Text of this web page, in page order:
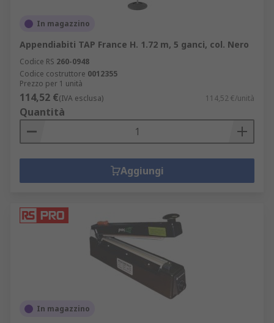
In magazzino
Appendiabiti TAP France H. 1.72 m, 5 ganci, col. Nero
Codice RS 260-0948
Codice costruttore 0012355
Prezzo per 1 unità
114,52 €(IVA esclusa) 114,52 €/unità
Quantità
Aggiungi
In magazzino